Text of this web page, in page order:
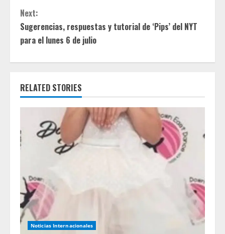
i
n
R
a
i
n
g
Next:
Sugerencias, respuestas y tutorial de ‘Pips’ del NYT
para el lunes 6 de julio
RELATED STORIES
Noticias Internacionales